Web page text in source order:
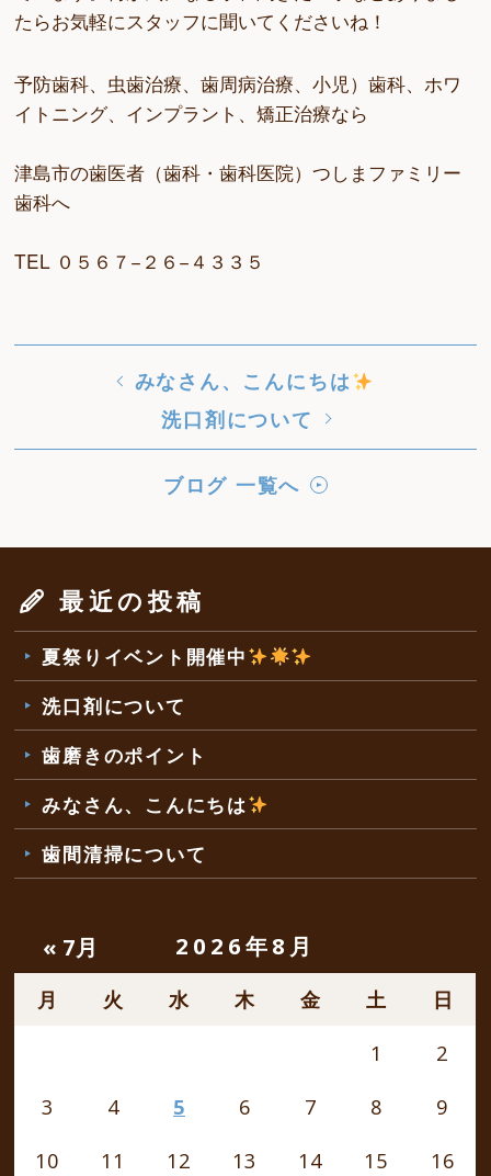
たらお気軽にスタッフに聞いてくださいね！
予防歯科、虫歯治療、歯周病治療、小児）歯科、ホワ
イトニング、インプラント、矯正治療なら
津島市の歯医者（歯科・歯科医院）つしまファミリー
歯科へ
TEL ０５６７−２６−４３３５
みなさん、こんにちは
洗口剤について
ブログ 一覧へ
最近の投稿
夏祭りイベント開催中
洗口剤について
歯磨きのポイント
みなさん、こんにちは
歯間清掃について
2026年8月
月 火 水 木 金 土 日
« 7月
1
2
3
4 5 6 7 8
9
10
11 12 13 14 15
16